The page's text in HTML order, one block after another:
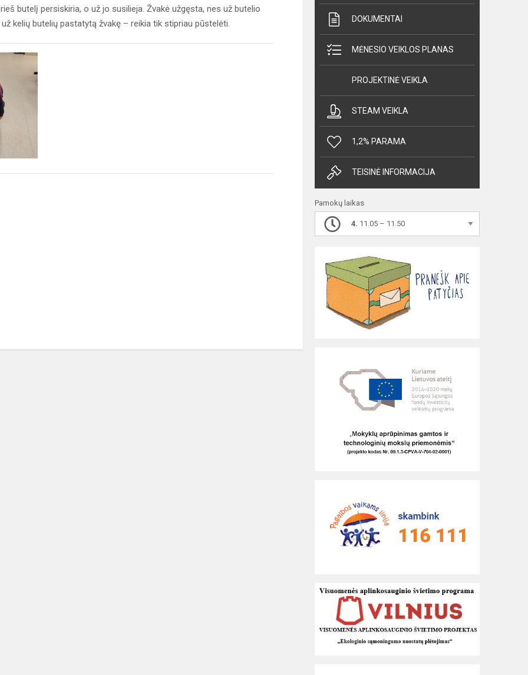
butelį persiskiria, o už jo susilieja. Žvakė užgęsta, nes už butelio
kelių butelių pastatytą žvakę – reikia tik stipriau pūstelėti.
DOKUMENTAI
MĖNESIO VEIKLOS PLANAS
PROJEKTINĖ VEIKLA
STEAM VEIKLA
1,2% PARAMA
TEISINĖ INFORMACIJA
Pamokų laikas
4. 11.05 – 11.50